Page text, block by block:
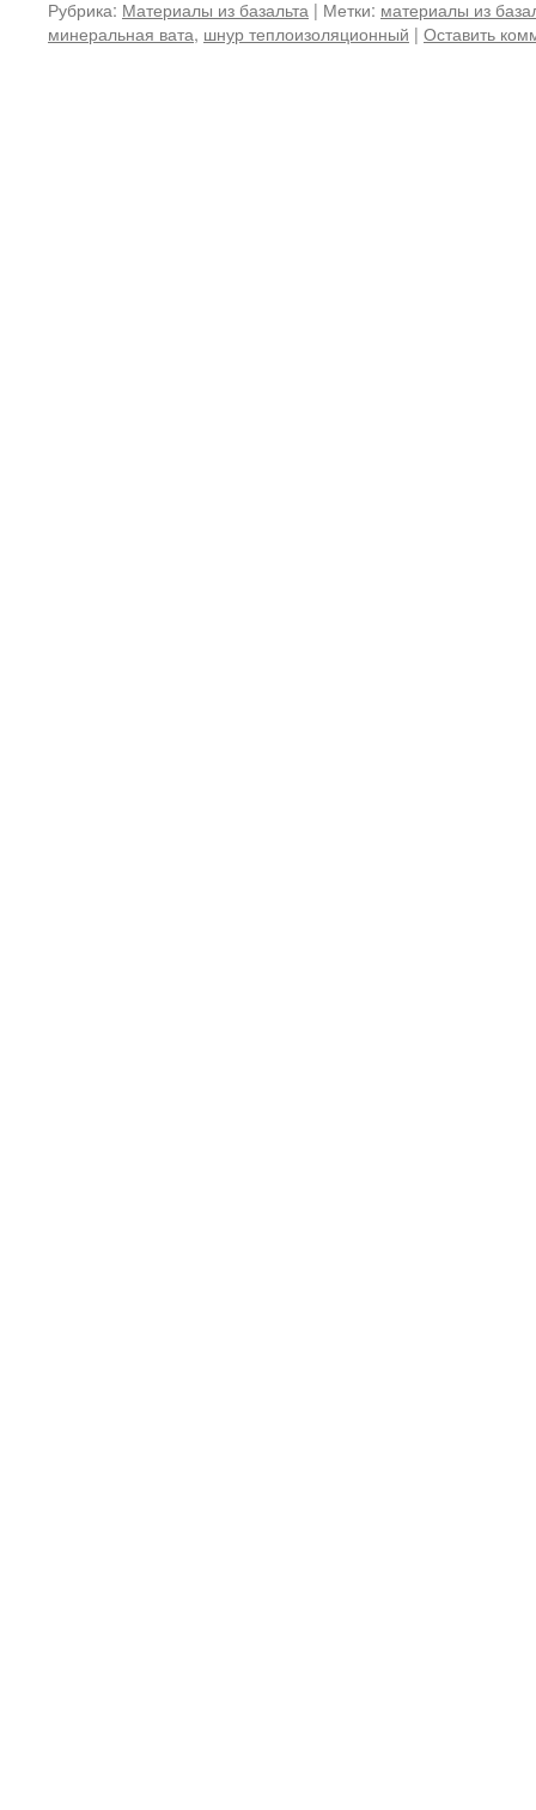
Рубрика: Материалы из базальта | Метки: материалы из
минеральная вата, шнур теплоизоляционный | Оставить